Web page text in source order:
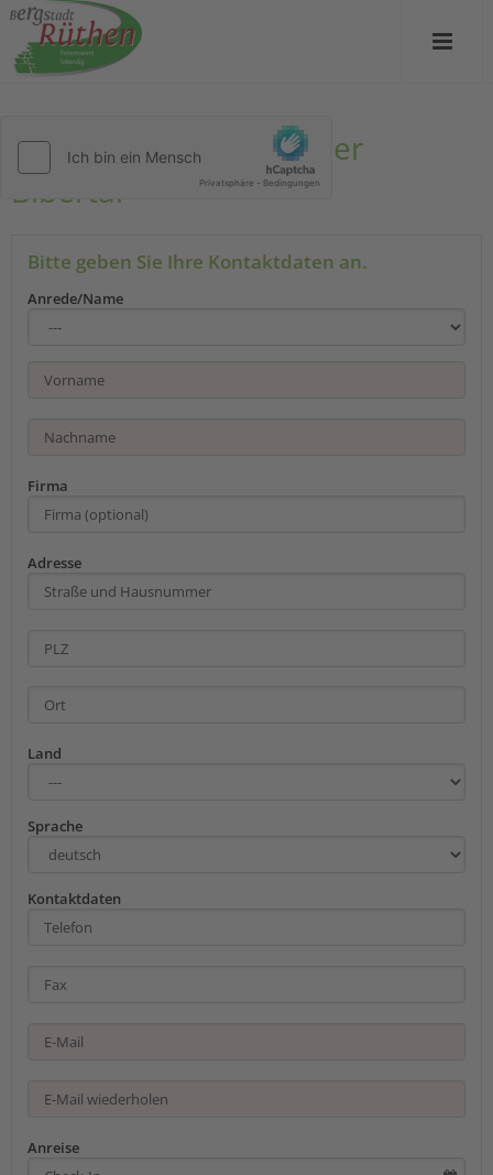
Kontakt zu Gästezimmer
Bibertal
Bitte geben Sie Ihre Kontaktdaten an.
Anrede/Name
Firma
Adresse
Land
Sprache
Kontaktdaten
Anreise